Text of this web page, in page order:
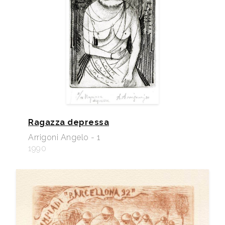
Ragazza depressa
Arrigoni Angelo - 1
1990